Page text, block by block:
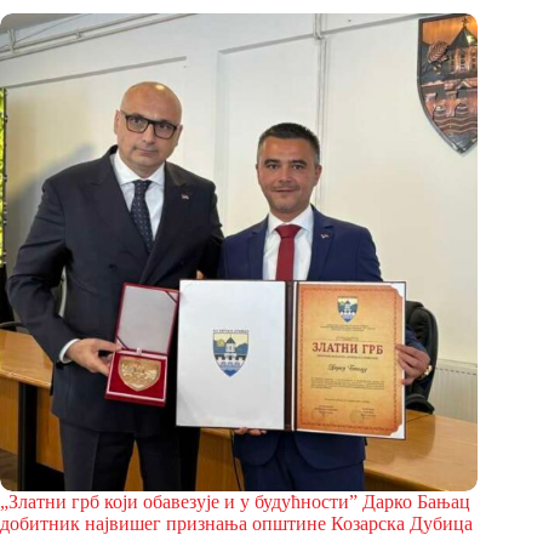
„Златни грб који обавезује и у будућности” Дарко Бањац
добитник највишег признања општине Козарска Дубица